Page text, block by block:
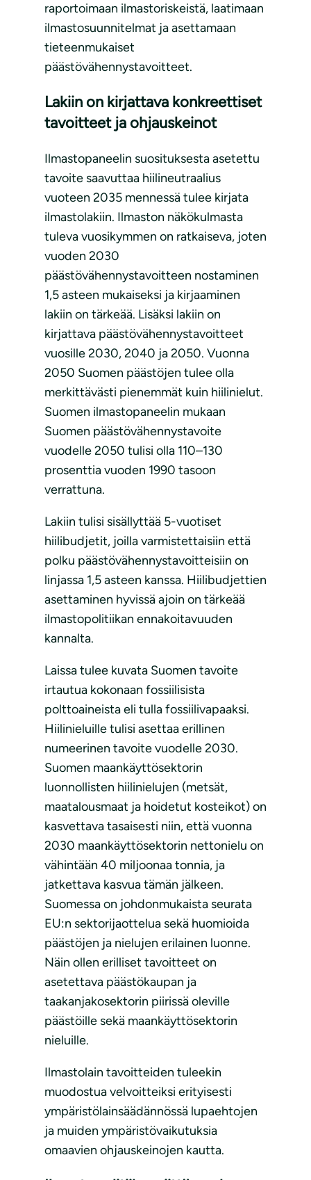
raportoimaan ilmastoriskeistä, laatimaan
ilmastosuunnitelmat ja asettamaan
tieteenmukaiset
päästövähennystavoitteet.
Lakiin on kirjattava konkreettiset
tavoitteet ja ohjauskeinot
Ilmastopaneelin suosituksesta asetettu
tavoite saavuttaa hiilineutraalius
vuoteen 2035 mennessä tulee kirjata
ilmastolakiin. Ilmaston näkökulmasta
tuleva vuosikymmen on ratkaiseva, joten
vuoden 2030
päästövähennystavoitteen nostaminen
1,5 asteen mukaiseksi ja kirjaaminen
lakiin on tärkeää. Lisäksi lakiin on
kirjattava päästövähennystavoitteet
vuosille 2030, 2040 ja 2050. Vuonna
2050 Suomen päästöjen tulee olla
merkittävästi pienemmät kuin hiilinielut.
Suomen ilmastopaneelin mukaan
Suomen päästövähennystavoite
vuodelle 2050 tulisi olla 110–130
prosenttia vuoden 1990 tasoon
verrattuna.
Lakiin tulisi sisällyttää 5-vuotiset
hiilibudjetit, joilla varmistettaisiin että
polku päästövähennystavoitteisiin on
linjassa 1,5 asteen kanssa. Hiilibudjettien
asettaminen hyvissä ajoin on tärkeää
ilmastopolitiikan ennakoitavuuden
kannalta.
Laissa tulee kuvata Suomen tavoite
irtautua kokonaan fossiilisista
polttoaineista eli tulla fossiilivapaaksi.
Hiilinieluille tulisi asettaa erillinen
numeerinen tavoite vuodelle 2030.
Suomen maankäyttösektorin
luonnollisten hiilinielujen (metsät,
maatalousmaat ja hoidetut kosteikot) on
kasvettava tasaisesti niin, että vuonna
2030 maankäyttösektorin nettonielu on
vähintään 40 miljoonaa tonnia, ja
jatkettava kasvua tämän jälkeen.
Suomessa on johdonmukaista seurata
EU:n sektorijaottelua sekä huomioida
päästöjen ja nielujen erilainen luonne.
Näin ollen erilliset tavoitteet on
asetettava päästökaupan ja
taakanjakosektorin piirissä oleville
päästöille sekä maankäyttösektorin
nieluille.
Ilmastolain tavoitteiden tuleekin
muodostua velvoitteiksi erityisesti
ympäristölainsäädännössä lupaehtojen
ja muiden ympäristövaikutuksia
omaavien ohjauskeinojen kautta.